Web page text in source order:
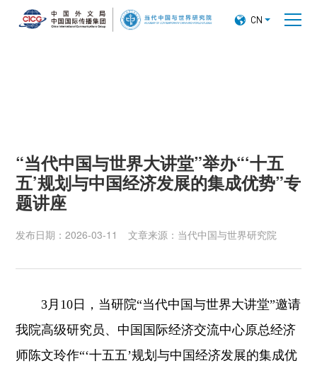
 CN
“当代中国与世界大讲堂”举办“‘十五
五’规划与中国经济发展的集成优势”专
题讲座
发布日期：2026-03-11 文章来源：当代中国与世界研究院
3月10日，当研院“当代中国与世界大讲堂”邀请
我院高级研究员、中国国际经济交流中心原总经济
师陈文玲作“‘十五五’规划与中国经济发展的集成优